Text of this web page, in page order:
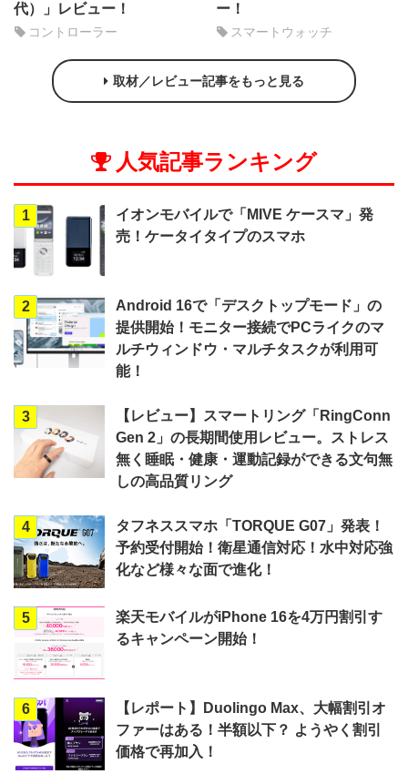
代）」レビュー！
コントローラー
ー！
スマートウォッチ
取材／レビュー記事をもっと見る
人気記事ランキング
1
イオンモバイルで「MIVE ケースマ」発
売！ケータイタイプのスマホ
2
Android 16で「デスクトップモード」の
提供開始！モニター接続でPCライクのマ
ルチウィンドウ・マルチタスクが利用可
能！
3
【レビュー】スマートリング「RingConn
Gen 2」の長期間使用レビュー。ストレス
無く睡眠・健康・運動記録ができる文句無
しの高品質リング
4
タフネススマホ「TORQUE G07」発表！
予約受付開始！衛星通信対応！水中対応強
化など様々な面で進化！
5
楽天モバイルがiPhone 16を4万円割引す
るキャンペーン開始！
6
【レポート】Duolingo Max、大幅割引オ
ファーはある！半額以下？ ようやく割引
価格で再加入！